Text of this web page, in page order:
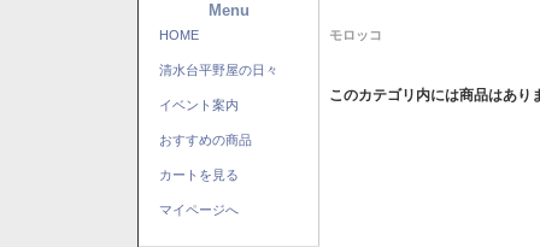
Menu
HOME
清水台平野屋の日々
イベント案内
おすすめの商品
カートを見る
マイページへ
モロッコ
このカテゴリ内には商品はあり